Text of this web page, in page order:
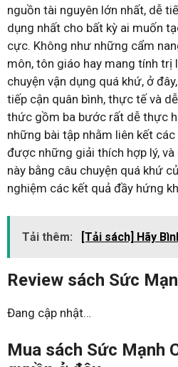
nguồn tài nguyên lớn nhất, dễ
dụng nhất cho bất kỳ ai muốn
cực. Không như những cẩm
môn, tôn giáo hay mang tính trị
chuyện vận dụng quá khứ, ở
tiếp cận quân bình, thực tế và
thức gồm ba bước rất dễ thực
những bài tập nhằm liên kết
được những giải thích hợp lý,
này bằng câu chuyện quá khứ
nghiệm các kết quả đầy hứng
Tải thêm: [Tải sách] Hãy
Review sách Sức
Đang cập nhật…
Mua sách Sức Mạnh